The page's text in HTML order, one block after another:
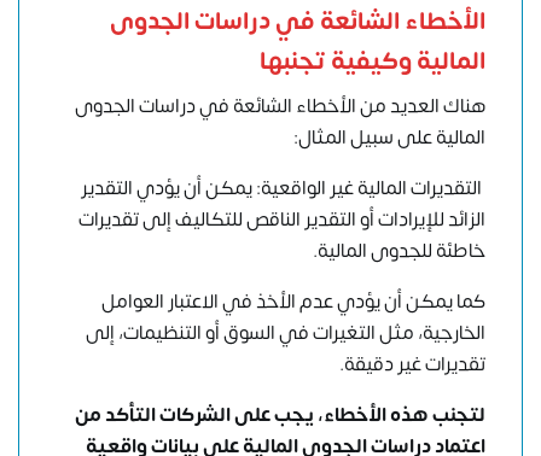
الأخطاء الشائعة في دراسات الجدوى
المالية وكيفية تجنبها
هناك العديد من الأخطاء الشائعة في دراسات الجدوى
المالية على سبيل المثال:
التقديرات المالية غير الواقعية: يمكن أن يؤدي التقدير
الزائد للإيرادات أو التقدير الناقص للتكاليف إلى تقديرات
خاطئة للجدوى المالية.
كما يمكن أن يؤدي عدم الأخذ في الاعتبار العوامل
الخارجية، مثل التغيرات في السوق أو التنظيمات، إلى
تقديرات غير دقيقة.
لتجنب هذه الأخطاء، يجب على الشركات التأكد من
اعتماد دراسات الجدوى المالية على بيانات واقعية